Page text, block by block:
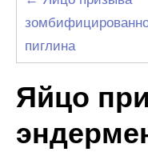
пиглина
Яйцо